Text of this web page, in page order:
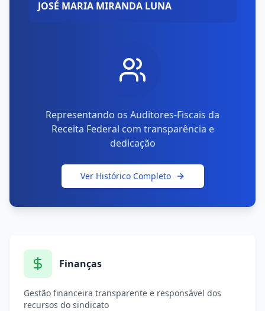
JOSÉ MARIA MIRANDA LUNA
Representando os Auditores-Fiscais da
Receita Federal com transparência e
dedicação
Ver Histórico Completo
Finanças
Gestão financeira transparente e responsável dos
recursos do sindicato